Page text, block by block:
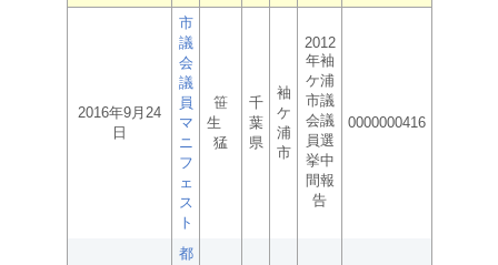
2016年9月24
日
市
議
会
議
員
マ
ニ
フ
ェ
ス
ト
笹
生
猛
千
葉
県
袖
ケ
浦
市
2012
年袖
ケ浦
市議
会議
員選
挙中
間報
告
0000000416
都